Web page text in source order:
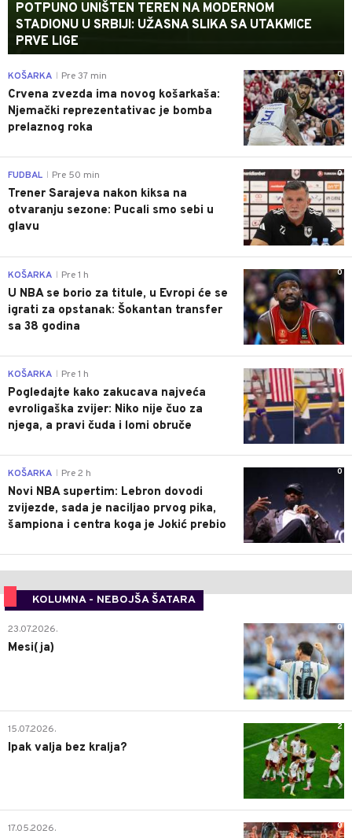
POTPUNO UNIŠTEN TEREN NA MODERNOM
STADIONU U SRBIJI: UŽASNA SLIKA SA UTAKMICE
PRVE LIGE
0
KOŠARKA Pre 37 min
Crvena zvezda ima novog košarkaša:
Njemački reprezentativac je bomba
prelaznog roka
0
FUDBAL Pre 50 min
Trener Sarajeva nakon kiksa na
otvaranju sezone: Pucali smo sebi u
glavu
0
KOŠARKA Pre 1 h
U NBA se borio za titule, u Evropi će se
igrati za opstanak: Šokantan transfer
sa 38 godina
0
KOŠARKA Pre 1 h
Pogledajte kako zakucava najveća
evroligaška zvijer: Niko nije čuo za
njega, a pravi čuda i lomi obruče
0
KOŠARKA Pre 2 h
Novi NBA supertim: Lebron dovodi
zvijezde, sada je naciljao prvog pika,
šampiona i centra koga je Jokić prebio
KOLUMNA - NEBOJŠA ŠATARA
0
23.07.2026.
Mesi(ja)
2
15.07.2026.
Ipak valja bez kralja?
0
17.05.2026.